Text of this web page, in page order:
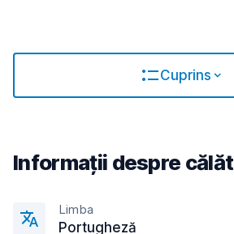
Cuprins
Informații despre
Limba
Portugheză